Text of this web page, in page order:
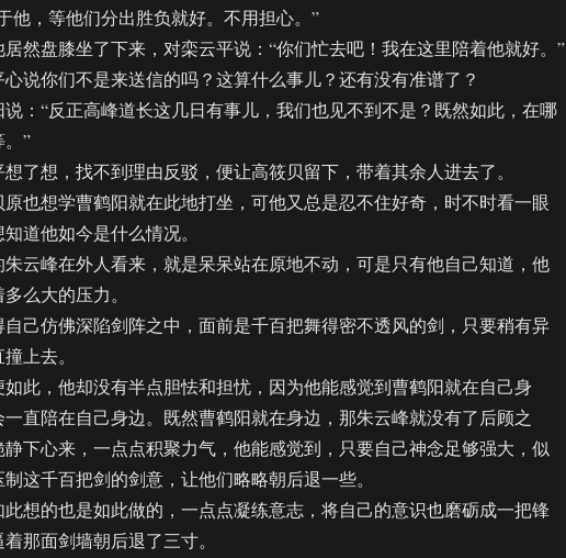
他，等他们分出胜负就好。不用担心。”
盘膝坐了下来，对栾云平说：“你们忙去吧！我在这里陪着他就好。”
你们不是来送信的吗？这算什么事儿？还有没有准谱了？
“反正高峰道长这几日有事儿，我们也见不到不是？既然如此，在哪
。”
想，找不到理由反驳，便让高筱贝留下，带着其余人进去了。
想学曹鹤阳就在此地打坐，可他又总是忍不住好奇，时不时看一眼
道他如今是什么情况。
峰在外人看来，就是呆呆站在原地不动，可是只有他自己知道，他
么大的压力。
仿佛深陷剑阵之中，面前是千百把舞得密不透风的剑，只要稍有异
上去。
，他却没有半点胆怯和担忧，因为他能感觉到曹鹤阳就在自己身
直陪在自己身边。既然曹鹤阳就在身边，那朱云峰就没有了后顾之
下心来，一点点积聚力气，他能感觉到，只要自己神念足够强大，似
这千百把剑的剑意，让他们略略朝后退一些。
的也是如此做的，一点点凝练意志，将自己的意识也磨砺成一把锋
那面剑墙朝后退了三寸。